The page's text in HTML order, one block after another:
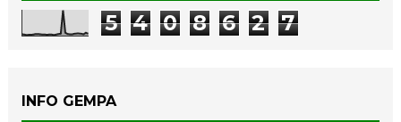
5 4 0 8 6 2 7
INFO GEMPA